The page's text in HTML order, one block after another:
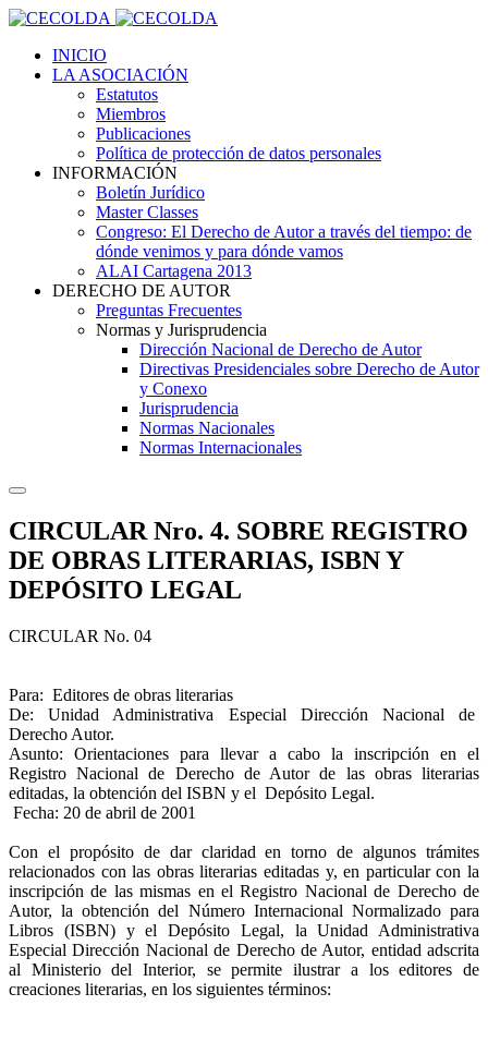
INICIO
LA ASOCIACIÓN
Estatutos
Miembros
Publicaciones
Política de protección de datos personales
INFORMACIÓN
Boletín Jurídico
Master Classes
Congreso: El Derecho de Autor a través del tiempo: de
dónde venimos y para dónde vamos
ALAI Cartagena 2013
DERECHO DE AUTOR
Preguntas Frecuentes
Normas y Jurisprudencia
Dirección Nacional de Derecho de Autor
Directivas Presidenciales sobre Derecho de Autor
y Conexo
Jurisprudencia
Normas Nacionales
Normas Internacionales
CIRCULAR Nro. 4. SOBRE REGISTRO
DE OBRAS LITERARIAS, ISBN Y
DEPÓSITO LEGAL
CIRCULAR No. 04
Para: Editores de obras literarias
De: Unidad Administrativa Especial Dirección Nacional de
Derecho Autor.
Asunto: Orientaciones para llevar a cabo la inscripción en el
Registro Nacional de Derecho de Autor de las obras literarias
editadas, la obtención del ISBN y el Depósito Legal.
Fecha: 20 de abril de 2001
Con el propósito de dar claridad en torno de algunos trámites
relacionados con las obras literarias editadas y, en particular con la
inscripción de las mismas en el Registro Nacional de Derecho de
Autor, la obtención del Número Internacional Normalizado para
Libros (ISBN) y el Depósito Legal, la Unidad Administrativa
Especial Dirección Nacional de Derecho de Autor, entidad adscrita
al Ministerio del Interior, se permite ilustrar a los editores de
creaciones literarias, en los siguientes términos: